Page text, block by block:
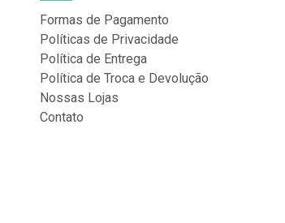
Formas de Pagamento
Políticas de Privacidade
Política de Entrega
Política de Troca e Devolução
Nossas Lojas
Contato